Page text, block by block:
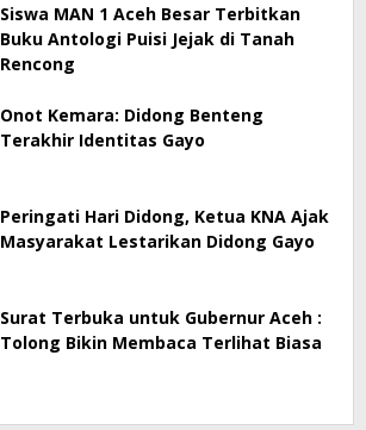
Siswa MAN 1 Aceh Besar Terbitkan
Buku Antologi Puisi Jejak di Tanah
Rencong
Onot Kemara: Didong Benteng
Terakhir Identitas Gayo
Peringati Hari Didong, Ketua KNA Ajak
Masyarakat Lestarikan Didong Gayo
Surat Terbuka untuk Gubernur Aceh :
Tolong Bikin Membaca Terlihat Biasa